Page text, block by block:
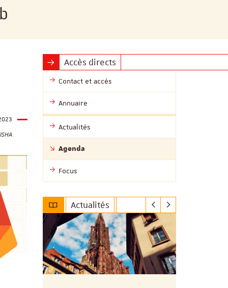
Accès directs
Contact et accès
Annuaire
Actualités
Agenda
Focus
Actualités